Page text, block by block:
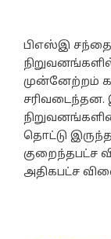
பிஎஸ்இ
முன்னேற்றம்
சரிவடைந்தன.
தொட்டு
குறைந்தபட்ச
அதிகபட்ச